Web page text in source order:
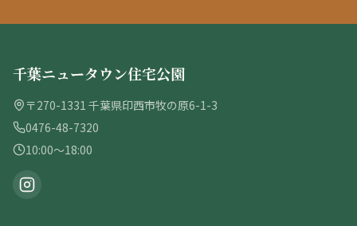
千葉ニュータウン住宅公園
〒270-1331 千葉県印西市牧の原6-1-3
0476-48-7320
10:00〜18:00